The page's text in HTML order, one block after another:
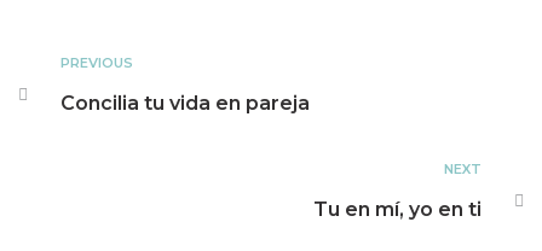
PREVIOUS
Concilia tu vida en pareja
NEXT
Tu en mí, yo en ti